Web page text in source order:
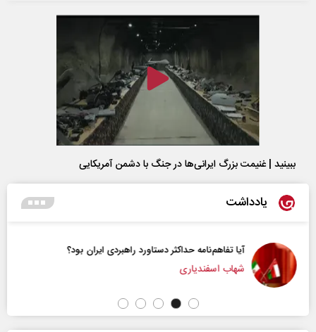
ببینید | غنیمت بزرگ ایرانی‌ها در جنگ با دشمن آمریکایی
یادداشت
آیا تفاهم‌نامه حداکثر دستاورد راهبردی ایران بود؟
شهاب اسفندیاری